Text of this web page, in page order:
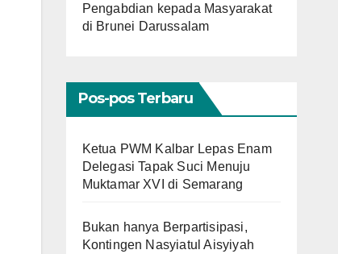
Pengabdian kepada Masyarakat
di Brunei Darussalam
Pos-pos Terbaru
Ketua PWM Kalbar Lepas Enam
Delegasi Tapak Suci Menuju
Muktamar XVI di Semarang
Bukan hanya Berpartisipasi,
Kontingen Nasyiatul Aisyiyah